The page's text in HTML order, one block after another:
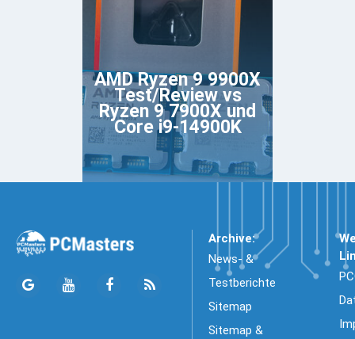
AMD Ryzen 9 9900X
Test/Review vs
Ryzen 9 7900X und
Core i9-14900K
Archive:
News- &
Testberichte
Sitemap
Sitemap &